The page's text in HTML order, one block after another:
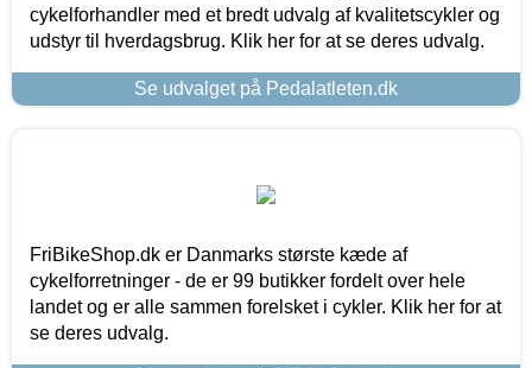
cykelforhandler med et bredt udvalg af kvalitetscykler og
udstyr til hverdagsbrug. Klik her for at se deres udvalg.
Se udvalget på Pedalatleten.dk
FriBikeShop.dk er Danmarks største kæde af
cykelforretninger - de er 99 butikker fordelt over hele
landet og er alle sammen forelsket i cykler. Klik her for at
se deres udvalg.